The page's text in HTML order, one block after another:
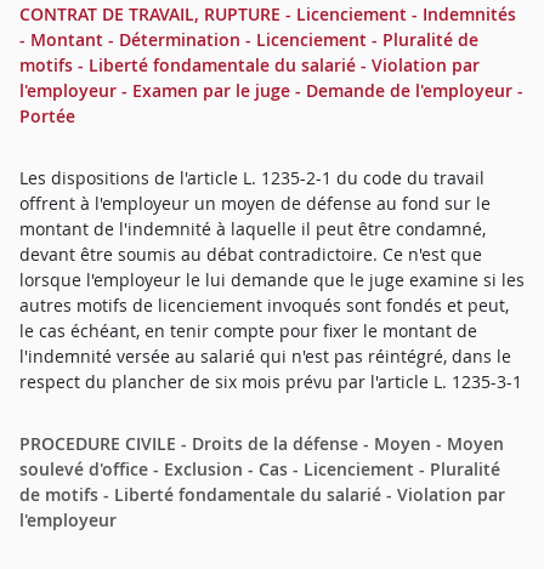
CONTRAT DE TRAVAIL, RUPTURE - Licenciement - Indemnités
- Montant - Détermination - Licenciement - Pluralité de
motifs - Liberté fondamentale du salarié - Violation par
l'employeur - Examen par le juge - Demande de l'employeur -
Portée
Les dispositions de l'article L. 1235-2-1 du code du travail
offrent à l'employeur un moyen de défense au fond sur le
montant de l'indemnité à laquelle il peut être condamné,
devant être soumis au débat contradictoire. Ce n'est que
lorsque l'employeur le lui demande que le juge examine si les
autres motifs de licenciement invoqués sont fondés et peut,
le cas échéant, en tenir compte pour fixer le montant de
l'indemnité versée au salarié qui n'est pas réintégré, dans le
respect du plancher de six mois prévu par l'article L. 1235-3-1
PROCEDURE CIVILE - Droits de la défense - Moyen - Moyen
soulevé d'office - Exclusion - Cas - Licenciement - Pluralité
de motifs - Liberté fondamentale du salarié - Violation par
l'employeur